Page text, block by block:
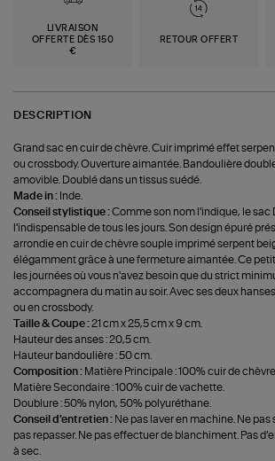
LIVRAISON
OFFERTE DÈS 150
€
RETOUR OFFERT
DESCRIPTION
Grand sac en cuir de chèvre. Cuir imprimé effet
ou crossbody. Ouverture aimantée. Bandoulière
amovible. Doublé dans un tissus suédé.
Made in : Inde.
Conseil stylistique :Comme son nom l'indique, le sac
l'indispensable de tous les jours. Son design épuré
arrondie en cuir de chèvre souple imprimé serpent
élégamment grâce à une fermeture aimantée. Ce
les journées où vous n'avez besoin que du strict
accompagnera du matin au soir. Avec ses deux
ou en crossbody.
Taille & Coupe :21 cm x 25,5 cm x 9 cm.
Hauteur des anses : 20,5 cm.
Hauteur bandoulière : 50 cm.
Composition : Matière Principale : 100% cuir de chèvre.
Matière Secondaire : 100% cuir de vachette.
Doublure : 50% nylon, 50% polyuréthane.
Conseil d'entretien : Ne pas laver en machine. Ne
pas repasser. Ne pas effectuer de blanchiment. Pas
à sec.